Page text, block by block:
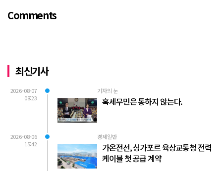
Comments
최신기사
2026-08-07
08:23
기자의 눈
혹세무민은 통하지 않는다.
2026-08-06
15:42
경제일반
가온전선, 싱가포르 육상교통청 전력
케이블 첫 공급 계약